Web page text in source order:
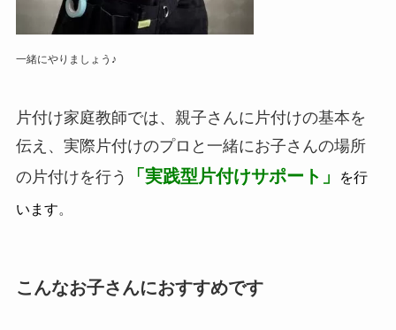
一緒にやりましょう♪
片付け家庭教師では、親子さんに片付けの基本を
伝え、実際片付けのプロと一緒にお子さんの場所
の片付けを行う
「実践型片付けサポート」 を行
います。
こんなお子さんにおすすめです